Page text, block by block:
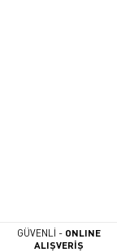
GÜVENLİ - ONLINE
ALIŞVERİŞ